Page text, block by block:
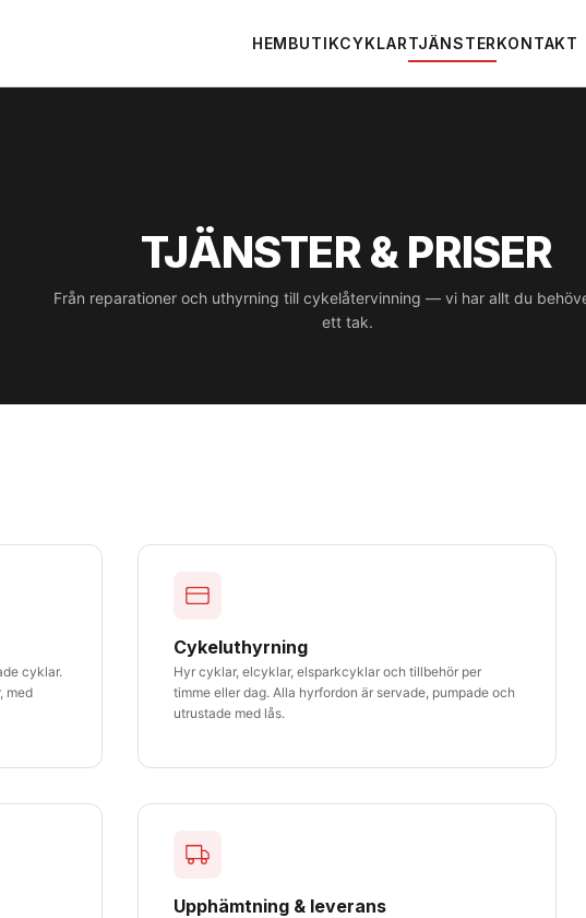
HEMBUTIKCYKLARTJÄNSTERKONTAKT
TJÄNSTER & PRISER
Från reparationer och uthyrning till cykelåtervinning — vi har allt du
ett tak.
cyklar.
med
Cykeluthyrning
Hyr cyklar, elcyklar, elsparkcyklar och tillbehör per
timme eller dag. Alla hyrfordon är servade, pumpade och
utrustade med lås.
Upphämtning & leverans